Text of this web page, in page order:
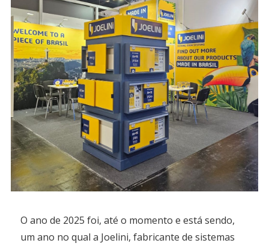
O ano de 2025 foi, até o momento e está sendo,
um ano no qual a Joelini, fabricante de sistemas